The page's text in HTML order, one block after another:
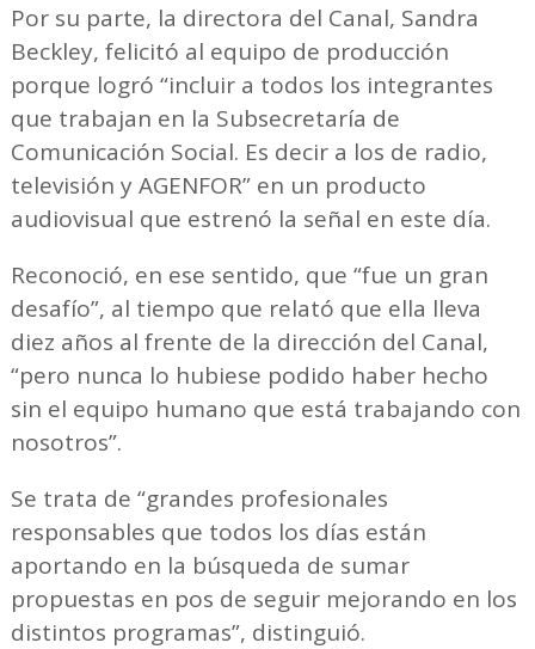
Por su parte, la directora del Canal, Sandra
Beckley, felicitó al equipo de producción
porque logró “incluir a todos los integrantes
que trabajan en la Subsecretaría de
Comunicación Social. Es decir a los de radio,
televisión y AGENFOR” en un producto
audiovisual que estrenó la señal en este día.
Reconoció, en ese sentido, que “fue un gran
desafío”, al tiempo que relató que ella lleva
diez años al frente de la dirección del Canal,
“pero nunca lo hubiese podido haber hecho
sin el equipo humano que está trabajando con
nosotros”.
Se trata de “grandes profesionales
responsables que todos los días están
aportando en la búsqueda de sumar
propuestas en pos de seguir mejorando en los
distintos programas”, distinguió.